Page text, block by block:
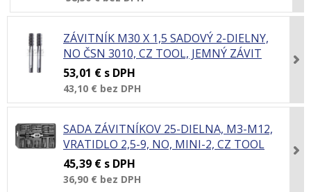
ZÁVITNÍK M30 X 1,5 SADOVÝ 2-DIELNY,
NO ČSN 3010, CZ TOOL, JEMNÝ ZÁVIT
53,01 € s DPH
43,10 € bez DPH
SADA ZÁVITNÍKOV 25-DIELNA, M3-M12,
VRATIDLO 2,5-9, NO, MINI-2, CZ TOOL
45,39 € s DPH
36,90 € bez DPH